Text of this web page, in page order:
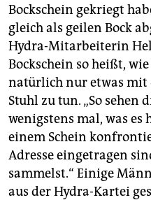
Bockschein gekriegt
gleich als geilen Bock
Hydra-Mitarbeiterin
Bockschein so heißt,
natürlich nur etwas mit
Stuhl zu tun. „So sehen
wenigstens mal, was
einem Schein
Adresse eingetragen
sammelst.“ Einige
aus der Hydra-Kartei